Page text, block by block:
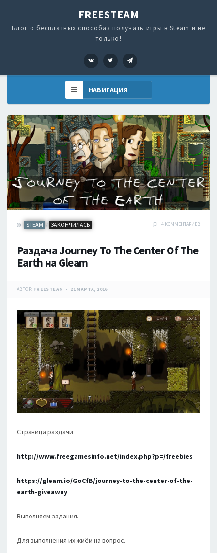
FREESTEAM
Блог о бесплатных способах получать игры в Steam и не
только!
VK Twitter
STEAM / ЗАКОНЧИЛАСЬ 4 КОММЕНТАРИЕВ
Раздача Journey To The Center Of The
Earth на Gleam
АВТОР: FREESTEAM 21 МАРТА, 2016
Страница раздачи
http://www.freegamesinfo.net/index.php?p=/freebies
https://gleam.io/GoCfB/journey-to-the-center-of-the-
earth-giveaway
Выполняем задания.
Для выполнения их жмём на вопрос.